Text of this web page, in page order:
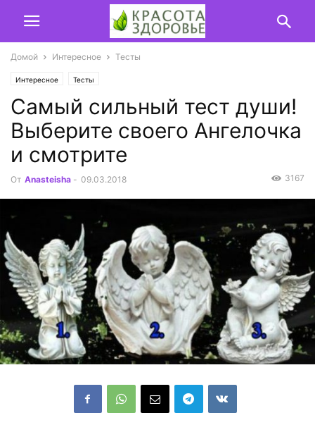
Домой Интересное Тесты
Интересное Тесты
Самый сильный тест души!
Выберите своего Ангелочка
и смотрите
От Anasteisha - 09.03.2018 3167